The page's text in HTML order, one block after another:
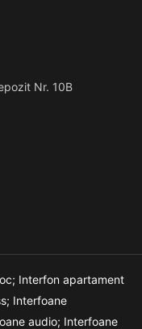
Nr. 10B
Interfon apartament
Interfoane
audio; Interfoane